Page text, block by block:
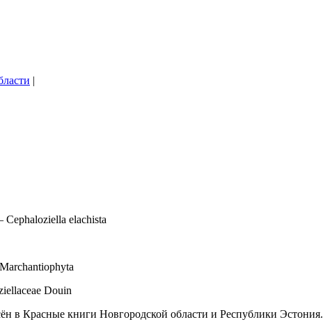
|
elachista
Douin
в Красные книги Новгородской области и Республики Эстония.